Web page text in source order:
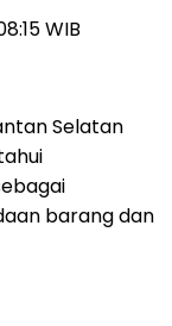
WIB
Selatan
barang dan